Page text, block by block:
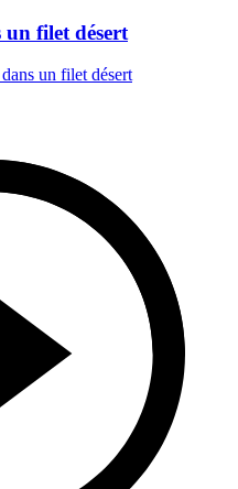
filet désert
un filet désert